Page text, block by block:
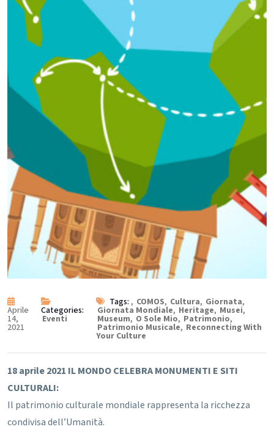
Aprile
14,
2021
Categories:
Eventi
Tags: , COMOS, Cultura, Giornata,
Giornata Mondiale, Heritage, Musei,
Museum, O Sole Mio, Patrimonio,
Patrimonio Musicale, Reconnecting With
Your Culture
18 aprile 2021 IL MONDO CELEBRA MONUMENTI E SITI
CULTURALI:
Il patrimonio culturale mondiale rappresenta la ricchezza
condivisa dell’Umanità.